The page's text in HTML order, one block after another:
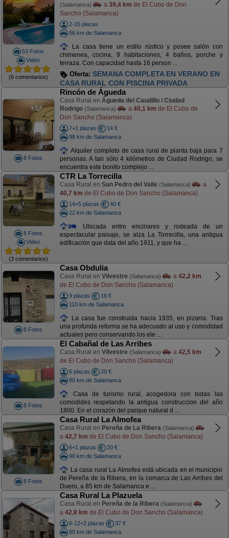
53 Fotos
Video
(6 comentarios)
(Salamanca) a 39,4 km de El Cubo de Don
Sancho (Salamanca)
2-16 plazas
56 km de Salamanca
La casa tiene un estilo rústico y posee salón con
chimenea, cocina, 9 habitaciones, 4 baños, porche y
terraza. Con capacidad hasta 16 person ...
Oferta: SEMANA COMPLETA EN VERANO EN
CASA RURAL CON PISCINA PRIVADA
8 Fotos
Rincón de Águeda
Casa Rural en Águeda del Caudillo / Ciudad
Rodrigo (Salamanca) a 40,1 km de El Cubo de
Don Sancho (Salamanca)
7+1 plazas
14 €
98 km de Salamanca
Alquiler completo de casa rural de planta baja para 7
personas. A tan sólo 4 kilómetros de Ciudad Rodrigo, se
encuentra este bonito complejo ...
8 Fotos
Video
(3 comentarios)
CTR La Torrecilla
Casa Rural en San Pedro del Valle (Salamanca)
a
40,7 km de El Cubo de Don Sancho (Salamanca)
14+5 plazas
40 €
22 km de Salamanca
Ubicada entre encinares y rodeada de un
espectacular paisaje, se alza La Torrecilla, una antigua
edificación que data del año 1911, y que ha ...
8 Fotos
Casa Obdulia
Casa Rural en Vilvestre (Salamanca) a 42,2 km
de El Cubo de Don Sancho (Salamanca)
9 plazas
16 €
110 km de Salamanca
La casa fue construida hacia 1935, en pizarra. Tras
una profunda reforma se ha adecuado al uso y comodidad
actuales pero conservando los ele ...
8 Fotos
El Cabañal de Las Arribes
Casa Rural en Vilvestre (Salamanca) a 42,5 km
de El Cubo de Don Sancho (Salamanca)
6 plazas
20 €
80 km de Salamanca
Casa de turismo rural, acogedora con todas las
comodides respetando la antigua construccion del año
1800. En el corazón del parque natural d ...
8 Fotos
Casa Rural La Almofea
Casa Rural en Pereña de La Ribera (Salamanca)
a 42,7 km de El Cubo de Don Sancho (Salamanca)
6+1 plazas
20 €
90 km de Salamanca
La casa rural La Almofea está ubicada en el municipio
de Pereña de la Ribera, en la comarca de Las Arribes del
Duero, a 85 km de Salamanca e ...
Casa Rural La Plazuela
Casa Rural en Pereña de la Ribera (Salamanca)
a 42,8 km de El Cubo de Don Sancho (Salamanca)
6-12+2 plazas
37 €
90 km de Salamanca